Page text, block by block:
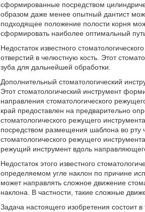
сформированные посредством
образом даже менее опытный дантист
подходящее положение полости корня
сформировать наиболее оптимальный
Недостаток известного
отверстий в челюстную кость. Этот
зуба для дальнейшей обработки.
Дополнительный стоматологический
Этот стоматологический инструмент
направления стоматологического
край предоставлен на предварительно
стоматологического режущего
посредством размещения шаблона во
стоматологического режущего
режущий инструмент вдоль
Недостаток этого известного
определяемом угле наклон по причине
может направлять сложное движение
наклона. В частности, такие сложные
Задача настоящего изобретения состоит